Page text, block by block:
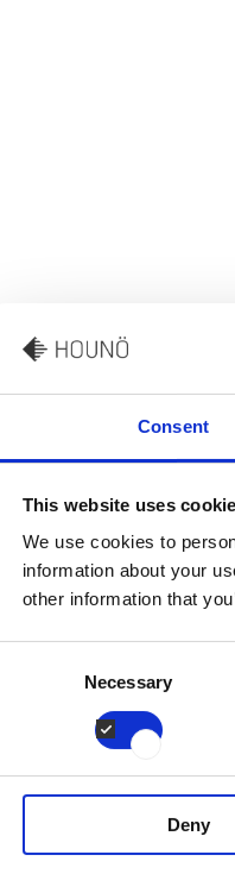
Consent
This website uses
We use cookies to
information about your
other information that
Necessary
Deny